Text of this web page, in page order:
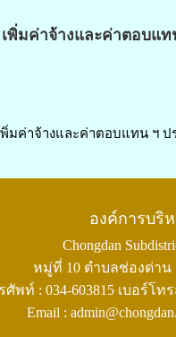
มค่าจ้างและค่าตอบแท
มค่าจ้างและค่าตอบแทน ฯ ป
องค์การบริ
Chongdan
หมู่ที่ 10 ตำบลช่องด่าน
ศัพท์ : 034-603815 เบอร์โท
Email :